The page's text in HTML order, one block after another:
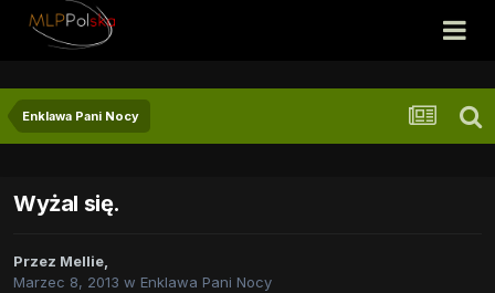
Enklawa Pani Nocy
Wyżal się.
Przez Mellie,
Marzec 8, 2013 w Enklawa Pani Nocy